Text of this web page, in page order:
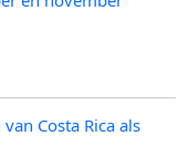
Costa Rica als